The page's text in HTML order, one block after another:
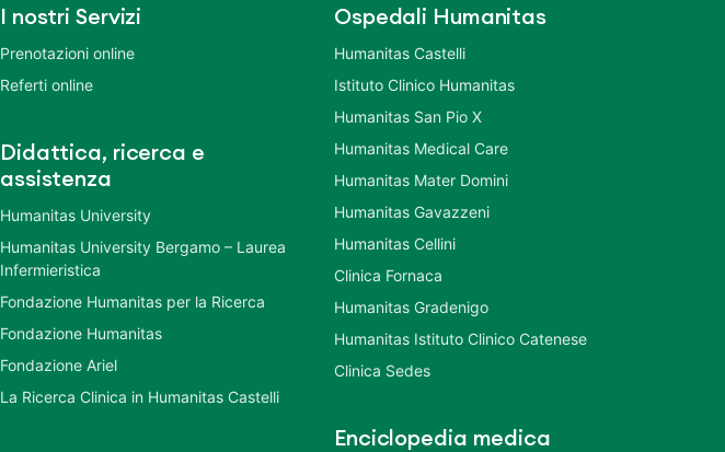
I nostri Servizi
Prenotazioni online
Referti online
Didattica, ricerca e
assistenza
Humanitas University
Humanitas University Bergamo – Laurea
Infermieristica
Fondazione Humanitas per la Ricerca
Fondazione Humanitas
Fondazione Ariel
La Ricerca Clinica in Humanitas Castelli
Ospedali Humanitas
Humanitas Castelli
Istituto Clinico Humanitas
Humanitas San Pio X
Humanitas Medical Care
Humanitas Mater Domini
Humanitas Gavazzeni
Humanitas Cellini
Clinica Fornaca
Humanitas Gradenigo
Humanitas Istituto Clinico Catenese
Clinica Sedes
Enciclopedia medica